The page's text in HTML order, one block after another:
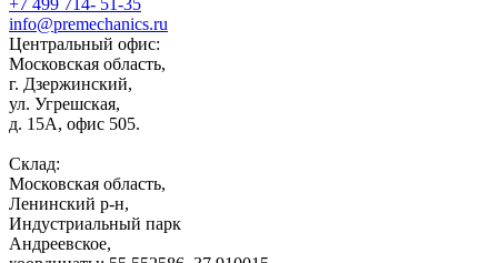
+7 499 714- 51-35
info@premechanics.ru
Центральный офис:
Московская область,
г. Дзержинский,
ул. Угрешская,
д. 15А, офис 505.
Склад:
Московская область,
Ленинский р-н,
Индустриальный парк
Андреевское,